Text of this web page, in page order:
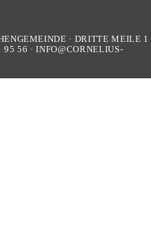
· DRITTE MEILE 1
95 56 ·INFO@CORNELIUS-